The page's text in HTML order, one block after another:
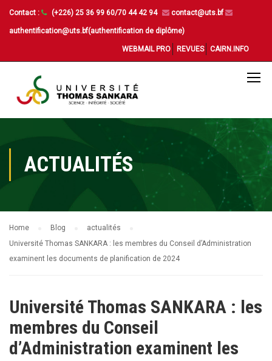
Contact : (+226) 25 36 99 60/70 44 42 94 contact@uts.bf
authentification@uts.bf(authentification de diplôme)
WEBMAIL PRO REVUES CAIRN.INFO
ACTUALITÉS
Home Blog
actualités
Université Thomas SANKARA : les membres du Conseil d’Administration
examinent les documents de planification de 2024
Université Thomas SANKARA : les
membres du Conseil
d’Administration examinent les